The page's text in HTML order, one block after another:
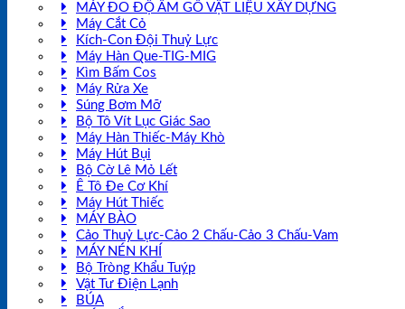
MÁY ĐO ĐỘ ẨM GỖ VẬT LIỆU XÂY DỰNG
Máy Cắt Cỏ
Kích-Con Đội Thuỷ Lực
Máy Hàn Que-TIG-MIG
Kìm Bấm Cos
Máy Rửa Xe
Súng Bơm Mỡ
Bộ Tô Vít Lục Giác Sao
Máy Hàn Thiếc-Máy Khò
Máy Hút Bụi
Bộ Cờ Lê Mỏ Lết
Ê Tô Đe Cơ Khí
Máy Hút Thiếc
MÁY BÀO
Cảo Thuỷ Lực-Cảo 2 Chấu-Cảo 3 Chấu-Vam
MÁY NÉN KHÍ
Bộ Tròng Khẩu Tuýp
Vật Tư Điện Lạnh
BÚA